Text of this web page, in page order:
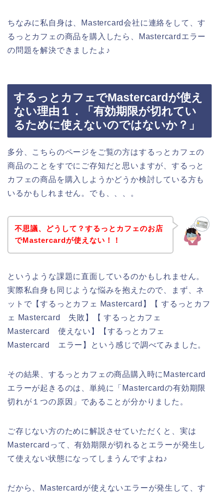
ちなみに私自身は、Mastercard会社に連絡をして、す
るっとカフェの商品を購入したら、Mastercardエラー
の問題を解決できましたよ♪
するっとカフェでMastercardが使え
ない理由１．「有効期限が切れてい
るために使えないのではないか？」
多分、こちらのページをご覧の方はするっとカフェの
商品のことをすでにご存知だと思いますが、するっと
カフェの商品を購入しようかどうか検討している方も
いるかもしれません。でも、、、。
不思議、どうして？するっとカフェのお店
でMastercardが使えない！！
というような課題に直面しているのかもしれません。
実際私自身も同じような悩みを抱えたので、まず、ネ
ットで【するっとカフェ Mastercard】【 するっとカフ
ェ Mastercard 失敗】【 するっとカフェ
Mastercard 使えない】【するっとカフェ
Mastercard エラー】という感じで調べてみました。
その結果、するっとカフェの商品購入時にMastercard
エラーが起きるのは、単純に「Mastercardの有効期限
切れが１つの原因」であることが分かりました。
ご存じない方のために解説させていただくと、実は
Mastercardって、有効期限が切れるとエラーが発生し
て使えない状態になってしまうんですよね♪
だから、Mastercardが使えないエラーが発生して、す